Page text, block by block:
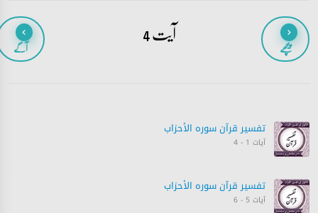
پیچھے آیت 4 آگے
تفسیر قرآن سورہ ‎الأحزاب‎
آیات 1 - 4
تفسیر قرآن سورہ ‎الأحزاب‎
آیات 5 - 6